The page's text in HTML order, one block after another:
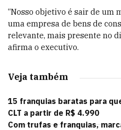
“Nosso objetivo é sair de um
uma empresa de bens de
relevante, mais presente no
afirma o executivo.
Veja também
15 franquias baratas para
CLT a partir de R$ 4.990
Com trufas e franquias,